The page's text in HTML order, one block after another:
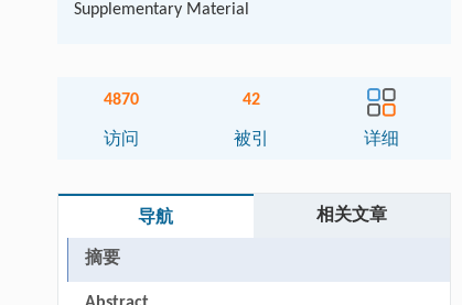
Supplementary Material
4870
访问
42
被引 详细
导航 相关文章
摘要